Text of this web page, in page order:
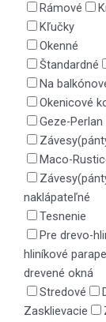
Rámové
Kľučky
Okenné
Štandardné
Na
Okenicové
Geze-Perlan
Maco-
naklápateľné
Tesnenie
Pre drevo-
hliníkové
drevené okná
Stredové
Zasklievacie